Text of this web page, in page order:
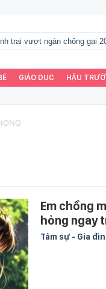
Anh trai vượt ngàn chông gai
GIÁO DỤC HẬU
Em chồng
hỏng ngay
Tâm sự - Gia